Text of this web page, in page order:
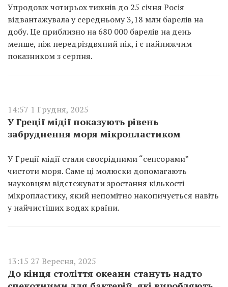
Упродовж чотирьох тижнів до 25 січня Росія
відвантажувала у середньому 3,18 млн барелів на
добу. Це приблизно на 680 000 барелів на день
менше, ніж передріздвяний пік, і є найнижчим
показником з серпня.
14:57 1 Грудня, 2025
У Греції мідії показують рівень
забруднення моря мікропластиком
У Греції мідії стали своєрідними “сенсорами”
чистоти моря. Саме ці молюски допомагають
науковцям відстежувати зростання кількості
мікропластику, який непомітно накопичується навіть
у найчистіших водах країни.
13:15 27 Вересня, 2025
До кінця століття океани стануть надто